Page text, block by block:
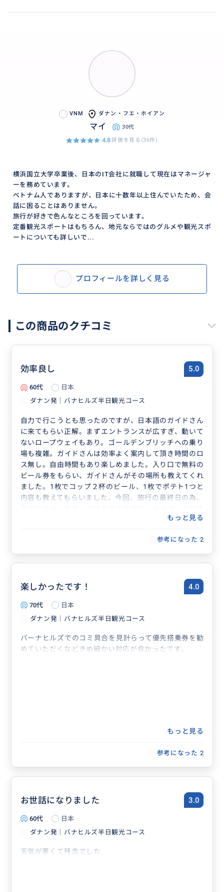
VNM ダナン・フエ・ホイアン
マイ 30代
4.8評価を見る(36件)
横浜国立大学卒業後、日本のIT会社に就職して現在はマネージャ
ーを務めています。
ベトナム人でありますが、日本に十数年以上住んでいたため、会
話に困ることはありません。
旅行が好きで色んなところを回っています。
定番観光スポートはもちろん、地元ならではのグルメや観光スポ
ートについても詳しいで...
プロフィールを詳しく見る
この商品のクチコミ
効率良し 5.0
60代
日本
ダナン発｜バナヒルズ半日観光コース
自力で行こうとも思ったのですが、日本語のガイドさん
に来てもらい正解。まずエントランスが広すぎ、動いて
ないロープウェイもあり。ゴールデンブリッチへの乗り
場も複雑。ガイドさんは効率よく案内して頂き時間のロ
ス無し。自由時間もあり楽しめました。入り口で無料の
ビール券をもらい、ガイドさんがその場所も教えてくれ
ました。1枚でコップ２杯のビール、1枚でポテト1つと
内容も教えてもらいました。今回、旅行の最終日の為、
間を遅く出来るか相談。もちろん追加料金がかかります
間、自由時間も柔軟で助かりました。初めてバーナーヒ
ルズに行かれる方はツアーがお勧めです。
もっと見る
参考になった 2
楽しかったです！ 4.0
70代
日本
ダナン発｜バナヒルズ半日観光コース
バーナヒルズでのコミ具合を見計らって優先搭乗券を勧
めていただくなどきめ細かい対応が良かったです。
もっと見る
参考になった 2
お世話になりました 3.0
60代
日本
ダナン発｜バナヒルズ半日観光コース
天気が悪くて残念でした